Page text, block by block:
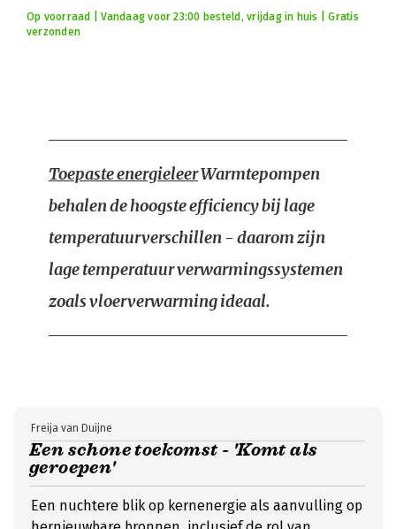
Op voorraad | Vandaag voor 23:00 besteld, vrijdag in huis | Gratis
verzonden
Toepaste energieleerWarmtepompen
behalen de hoogste efficiency bij lage
temperatuurverschillen - daarom zijn
lage temperatuur verwarmingssystemen
zoals vloerverwarming ideaal.
Een schone toekomst - 'Komt als
geroepen'
Freija van Duijne
Een nuchtere blik op kernenergie als aanvulling op